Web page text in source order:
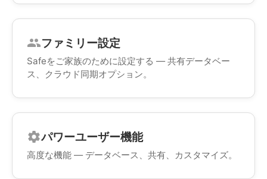
groupファミリー設定
Safeをご家族のために設定する — 共有データベー
ス、クラウド同期オプション。
settingsパワーユーザー機能
高度な機能 — データベース、共有、カスタマイズ。